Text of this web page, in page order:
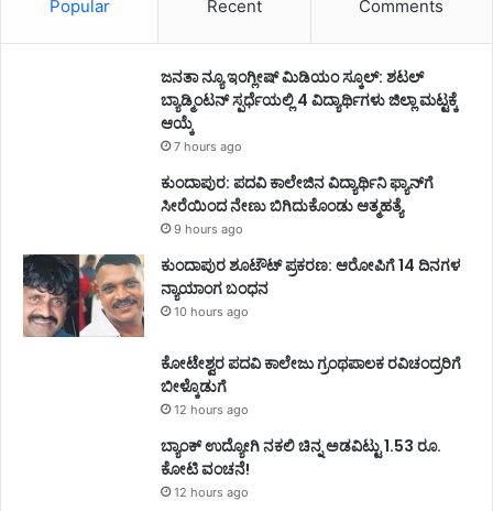
Popular Recent Comments
ಜನತಾ ನ್ಯೂ ಇಂಗ್ಲೀಷ್ ಮಿಡಿಯಂ ಸ್ಕೂಲ್: ಶಟಲ್
ಬ್ಯಾಡ್ಮಿಂಟನ್ ಸ್ಪರ್ಧೆಯಲ್ಲಿ 4 ವಿದ್ಯಾರ್ಥಿಗಳು ಜಿಲ್ಲಾ ಮಟ್ಟಕ್ಕೆ
ಆಯ್ಕೆ
7 hours ago
ಕುಂದಾಪುರ: ಪದವಿ ಕಾಲೇಜಿನ ವಿದ್ಯಾರ್ಥಿನಿ ಫ್ಯಾನ್‌ಗೆ
ಸೀರೆಯಿಂದ ನೇಣು ಬಿಗಿದುಕೊಂಡು ಆತ್ಮಹತ್ಯೆ
9 hours ago
ಕುಂದಾಪುರ ಶೂಟೌಟ್ ಪ್ರಕರಣ: ಆರೋಪಿಗೆ 14 ದಿನಗಳ
ನ್ಯಾಯಾಂಗ ಬಂಧನ
10 hours ago
ಕೋಟೇಶ್ವರ ಪದವಿ ಕಾಲೇಜು ಗ್ರಂಥಪಾಲಕ ರವಿಚಂದ್ರರಿಗೆ
ಬೀಳ್ಕೊಡುಗೆ
12 hours ago
ಬ್ಯಾಂಕ್ ಉದ್ಯೋಗಿ ನಕಲಿ ಚಿನ್ನ ಅಡವಿಟ್ಟು 1.53 ರೂ.
ಕೋಟಿ ವಂಚನೆ!
12 hours ago